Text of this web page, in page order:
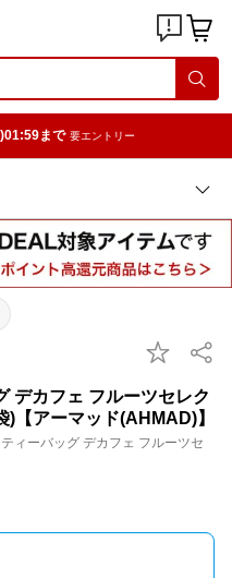
まで 要エントリー
デカフェ フルーツセレク
【アーマッド(AHMAD)】
ィーバッグ デカフェ フルーツセ